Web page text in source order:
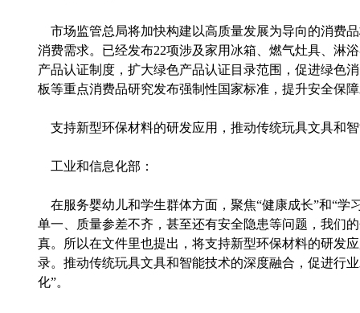
市场监管总局将加快构建以高质量发展为导向的消费
消费需求。已经发布22项涉及家用冰箱、燃气灶具、淋
产品认证制度，扩大绿色产品认证目录范围，促进绿色
板等重点消费品研究发布强制性国家标准，提升安全保
支持新型环保材料的研发应用，推动传统玩具文具和
工业和信息化部：
在服务婴幼儿和学生群体方面，聚焦“健康成长”和“学
单一、质量参差不齐，甚至还有安全隐患等问题，我们
真。所以在文件里也提出，将支持新型环保材料的研发
录。推动传统玩具文具和智能技术的深度融合，促进行
化”。